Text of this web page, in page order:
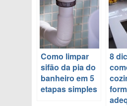
Como limpar
sifão da pia do
banheiro em 5
etapas simples
8